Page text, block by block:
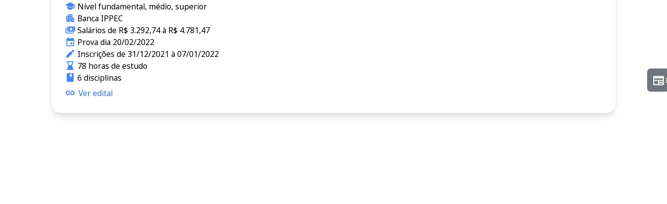
Nível fundamental, médio, superior
Banca IPPEC
Salários de R$ 3.292,74 à R$ 4.781,47
Prova dia 20/02/2022
Inscrições de 31/12/2021 à 07/01/2022
78 horas de estudo
6 disciplinas
Ver edital